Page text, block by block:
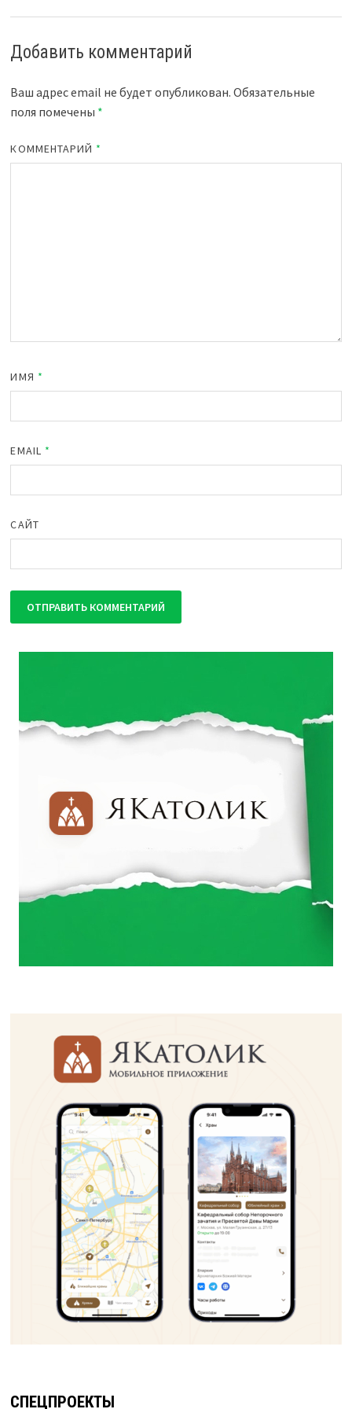
Добавить комментарий
Ваш адрес email не будет опубликован. Обязательные
поля помечены *
КОММЕНТАРИЙ *
ИМЯ *
EMAIL *
САЙТ
СПЕЦПРОЕКТЫ